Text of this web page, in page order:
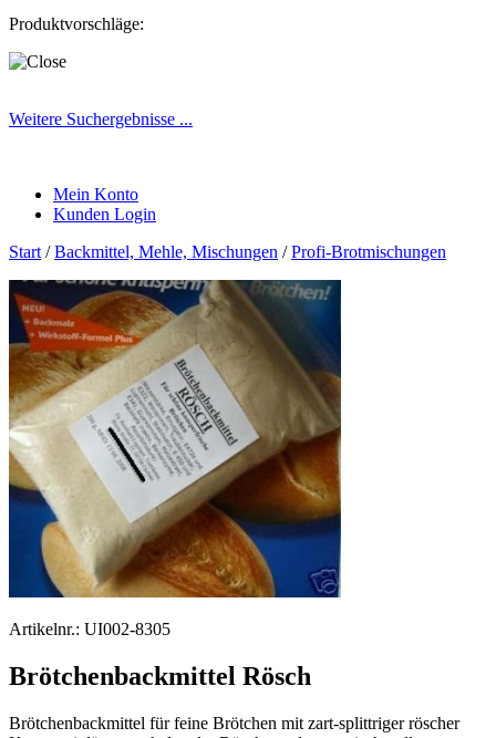
Produktvorschläge:
Weitere Suchergebnisse ...
Mein Konto
Kunden Login
Start /Backmittel, Mehle, Mischungen /Profi-Brotmischungen
Artikelnr.: UI002-8305
Brötchenbackmittel Rösch
Brötchenbackmittel für feine Brötchen mit zart-splittriger röscher